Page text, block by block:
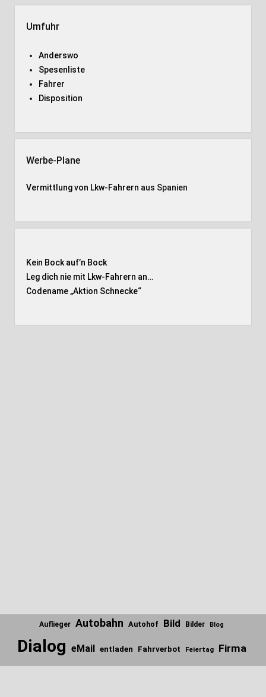
Umfuhr
Anderswo
Spesenliste
Fahrer
Disposition
Werbe-Plane
Vermittlung von Lkw-Fahrern aus Spanien
Kein Bock auf’n Bock
Leg dich nie mit Lkw-Fahrern an…
Codename „Aktion Schnecke“
Auflieger Autobahn Autohof Bild Bilder Blog
Dialog eMail entladen Fahrverbot Feiertag Firma
Internet